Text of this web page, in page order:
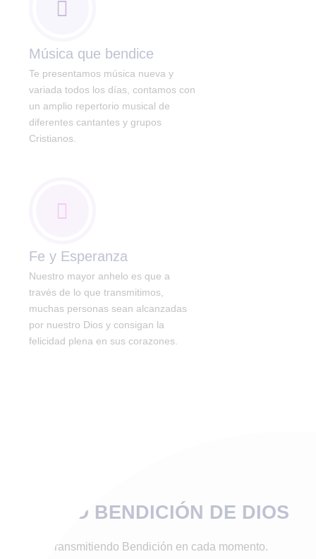
Música que bendice
Te presentamos música nueva y
variada todos los días, contamos con
un amplio repertorio musical de
diferentes cantantes y grupos
Cristianos.
Fe y Esperanza
Nuestro mayor anhelo es que a
través de lo que transmitimos,
muchas personas sean alcanzadas
por nuestro Dios y consigan la
felicidad plena en sus corazones.
RADIO BENDICIÓN DE DIOS
Transmitiendo Bendición en cada momento.